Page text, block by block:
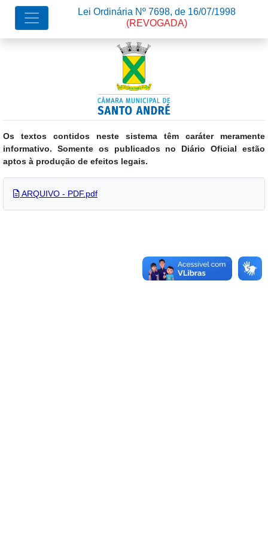
Os textos contidos neste sistema têm caráter meramente
informativo. Somente os publicados no Diário Oficial estão
aptos à produção de efeitos legais.
Lei Ordinária Nº 7698, de 16/07/1998
(REVOGADA)
ARQUIVO - PDF.pdf